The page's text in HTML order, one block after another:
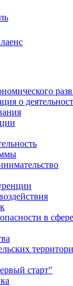
о
в
старт"